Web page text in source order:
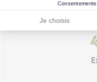
Je choisis
Certideal